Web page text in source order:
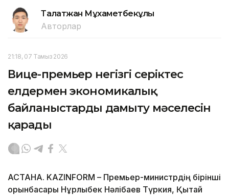
Талғатжан Мұхаметбекұлы
Авторлар
21:18, 07 Тамыз 2026
Вице-премьер негізгі серіктес
елдермен экономикалық
байланыстарды дамыту мәселесін
қарады
АСТАНА. KAZINFORM – Премьер-министрдің бірінші
орынбасары Нұрлыбек Нәлібаев Түркия, Қытай